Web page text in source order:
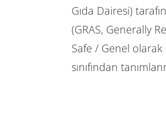
Gıda Dairesi)
(GRAS, Generally
Safe / Genel olarak
sınıfından